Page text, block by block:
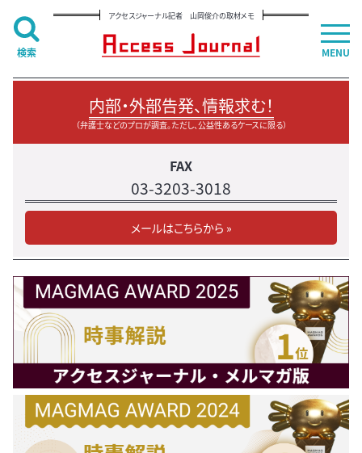
アクセスジャーナル記者 山岡俊介の取材メモ
内部・外部告発、情報求む！
（弁護士などのプロが調査。ただし、公益性あるケースに限る）
FAX
03-3203-3018
メールはこちらから »
MENU
検索